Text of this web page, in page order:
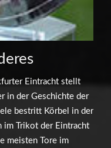
Eintracht stellt
in der Geschichte der
bestritt Körbel in der
Trikot der Eintracht
meisten Tore im